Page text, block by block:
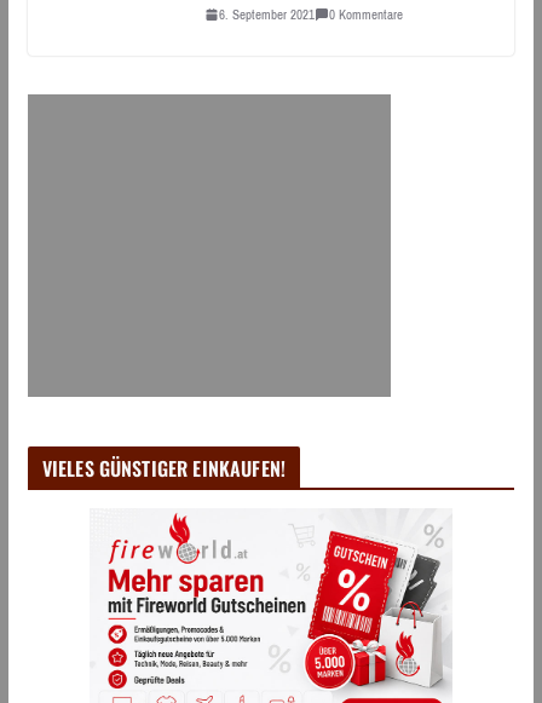
6. September 2021 0 Kommentare
VIELES GÜNSTIGER EINKAUFEN!